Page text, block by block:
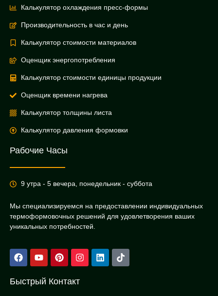
Калькулятор охлаждения пресс-формы
Производительность в час и день
Калькулятор стоимости материалов
Оценщик энергопотребления
Калькулятор стоимости единицы продукции
Оценщик времени нагрева
Калькулятор толщины листа
Калькулятор давления формовки
Рабочие Часы
9 утра - 5 вечера, понедельник - суббота
Мы специализируемся на предоставлении индивидуальных
термоформовочных решений для удовлетворения ваших
уникальных потребностей.
Быстрый Контакт